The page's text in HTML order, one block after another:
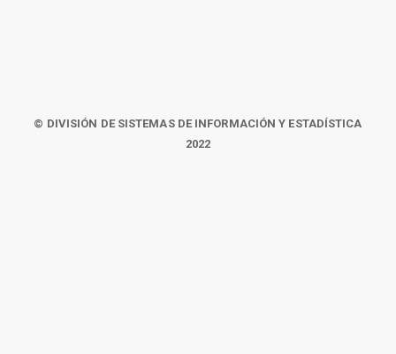
© DIVISIÓN DE SISTEMAS DE INFORMACIÓN Y ESTADÍSTICA
2022